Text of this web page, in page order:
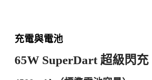
充電與電池
65W SuperDart 超級閃充